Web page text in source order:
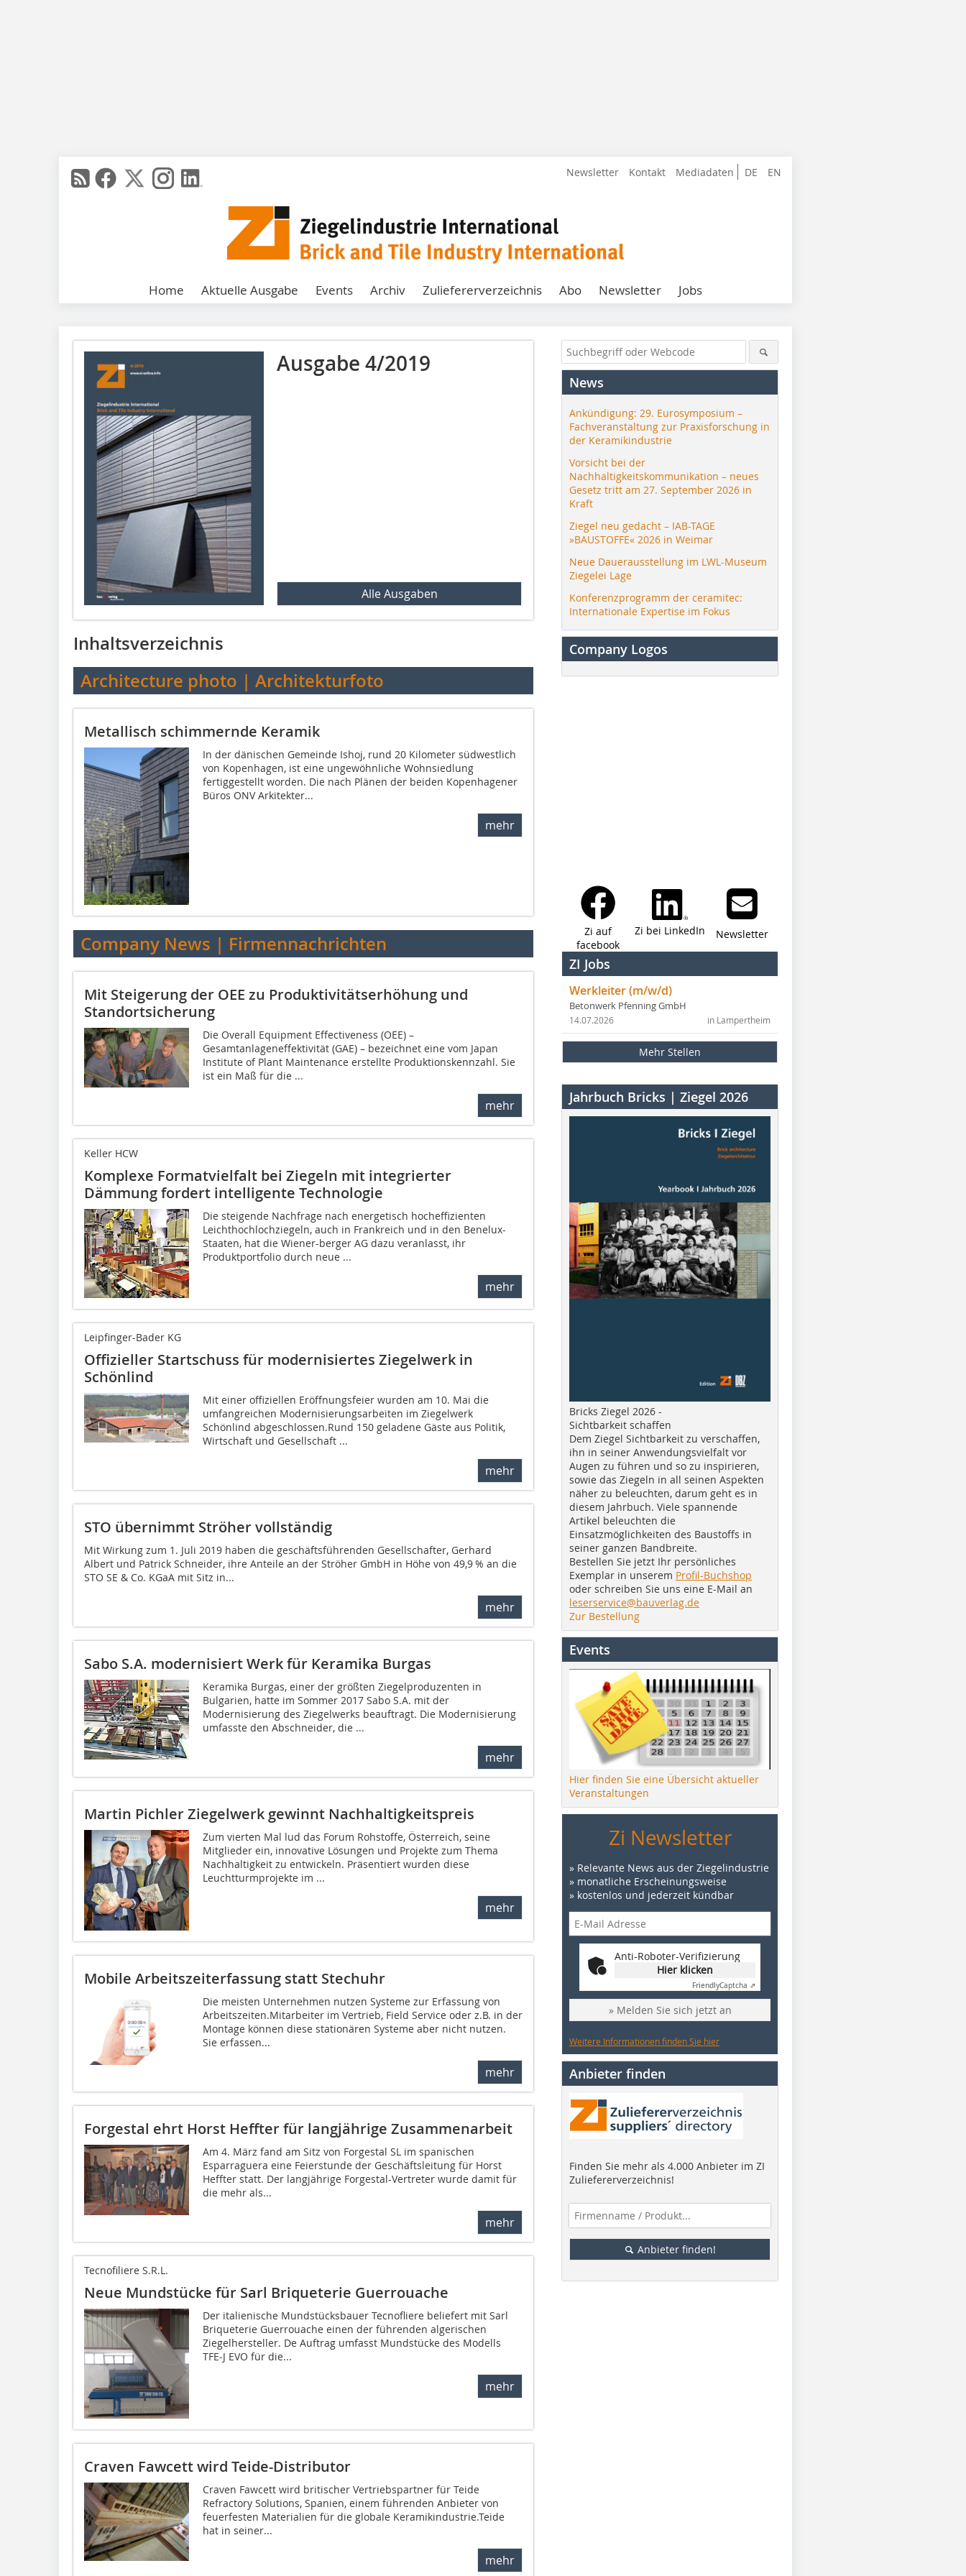
DE EN
Newsletter Kontakt Mediadaten
Home Aktuelle Ausgabe Events Archiv Zuliefererverzeichnis Abo Newsletter Jobs
Ausgabe 4/2019
Alle Ausgaben
Inhaltsverzeichnis
Architecture photo | Architekturfoto
Metallisch schimmernde Keramik
In der dänischen Gemeinde Ishoj, rund 20 Kilometer südwestlich
von Kopenhagen, ist eine ungewöhnliche Wohnsiedlung
fertiggestellt worden. Die nach Plänen der beiden Kopenhagener
Büros ONV Arkitekter...
mehr
Company News | Firmennachrichten
Mit Steigerung der OEE zu Produktivitätserhöhung und
Standortsicherung
Die Overall Equipment Effectiveness (OEE) –
Gesamtanlageneffektivität (GAE) – bezeichnet eine vom Japan
Institute of Plant Maintenance erstellte Produktionskennzahl. Sie
ist ein Maß für die ...
mehr
Keller HCW
Komplexe Formatvielfalt bei Ziegeln mit integrierter
Dämmung fordert intelligente Technologie
Die steigende Nachfrage nach energetisch hocheffizienten
Leichthochlochziegeln, auch in Frankreich und in den Benelux-
Staaten, hat die Wiener-berger AG dazu veranlasst, ihr
Produktportfolio durch neue ...
mehr
Leipfinger-Bader KG
Offizieller Startschuss für modernisiertes Ziegelwerk in
Schönlind
Mit einer offiziellen Eröffnungsfeier wurden am 10. Mai die
umfangreichen Modernisierungsarbeiten im Ziegelwerk
Schönlind abgeschlossen.Rund 150 geladene Gäste aus Politik,
Wirtschaft und Gesellschaft ...
mehr
STO übernimmt Ströher vollständig
Mit Wirkung zum 1. Juli 2019 haben die geschäftsführenden Gesellschafter, Gerhard
Albert und Patrick Schneider, ihre Anteile an der Ströher GmbH in Höhe von 49,9 % an die
STO SE & Co. KGaA mit Sitz in...
mehr
Sabo S.A. modernisiert Werk für Keramika Burgas
Keramika Burgas, einer der größten Ziegelproduzenten in
Bulgarien, hatte im Sommer 2017 Sabo S.A. mit der
Modernisierung des Ziegelwerks beauftragt. Die Modernisierung
umfasste den Abschneider, die ...
mehr
Martin Pichler Ziegelwerk gewinnt Nachhaltigkeitspreis
Zum vierten Mal lud das Forum Rohstoffe, Österreich, seine
Mitglieder ein, innovative Lösungen und Projekte zum Thema
Nachhaltigkeit zu entwickeln. Präsentiert wurden diese
Leuchtturmprojekte im ...
mehr
Mobile Arbeitszeiterfassung statt Stechuhr
Die meisten Unternehmen nutzen Systeme zur Erfassung von
Arbeitszeiten.Mitarbeiter im Vertrieb, Field Service oder z.B. in der
Montage können diese stationären Systeme aber nicht nutzen.
Sie erfassen...
mehr
Forgestal ehrt Horst Heffter für langjährige Zusammenarbeit
Am 4. März fand am Sitz von Forgestal SL im spanischen
Esparraguera eine Feierstunde der Geschäftsleitung für Horst
Heffter statt. Der langjährige Forgestal-Vertreter wurde damit für
die mehr als...
mehr
Tecnofiliere S.R.L.
Neue Mundstücke für Sarl Briqueterie Guerrouache
Der italienische Mundstücksbauer Tecnofliere beliefert mit Sarl
Briqueterie Guerrouache einen der führenden algerischen
Ziegelhersteller. De Auftrag umfasst Mundstücke des Modells
TFE-J EVO für die...
mehr
Craven Fawcett wird Teide-Distributor
Craven Fawcett wird britischer Vertriebspartner für Teide
Refractory Solutions, Spanien, einem führenden Anbieter von
feuerfesten Materialien für die globale Keramikindustrie.Teide
hat in seiner...
mehr
News
Ankündigung: 29. Eurosymposium –
Fachveranstaltung zur Praxisforschung in
der Keramikindustrie
Vorsicht bei der
Nachhaltigkeitskommunikation – neues
Gesetz tritt am 27. September 2026 in
Kraft
Ziegel neu gedacht – IAB-TAGE
»BAUSTOFFE« 2026 in Weimar
Neue Dauerausstellung im LWL-Museum
Ziegelei Lage
Konferenzprogramm der ceramitec:
Internationale Expertise im Fokus
Company Logos
Zi auf
facebook
Zi bei LinkedIn Newsletter
ZI Jobs
Werkleiter (m/w/d)
Betonwerk Pfenning GmbH
in Lampertheim
14.07.2026
Mehr Stellen
Jahrbuch Bricks | Ziegel 2026
Bricks Ziegel 2026 -
Sichtbarkeit schaffen
Dem Ziegel Sichtbarkeit zu verschaffen,
ihn in seiner Anwendungsvielfalt vor
Augen zu führen und so zu inspirieren,
sowie das Ziegeln in all seinen Aspekten
näher zu beleuchten, darum geht es in
diesem Jahrbuch. Viele spannende
Artikel beleuchten die
Einsatzmöglichkeiten des Baustoffs in
seiner ganzen Bandbreite.
Bestellen Sie jetzt Ihr persönliches
Exemplar in unserem Profil-Buchshop
oder schreiben Sie uns eine E-Mail an
leserservice@bauverlag.de
Zur Bestellung
Events
Hier finden Sie eine Übersicht aktueller
Veranstaltungen
Zi Newsletter
» Relevante News aus der Ziegelindustrie
» monatliche Erscheinungsweise
» kostenlos und jederzeit kündbar
Anti-Roboter-Verifizierung
Hier klicken
FriendlyCaptcha ⇗
» Melden Sie sich jetzt an
Weitere Informationen finden Sie hier
Anbieter finden
Finden Sie mehr als 4.000 Anbieter im ZI
Zuliefererverzeichnis!
Anbieter finden!